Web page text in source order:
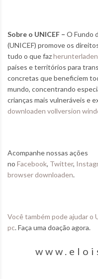
Sobre o UNICEF – O Fundo
(UNICEF) promove os
tudo o que fazherunterladen
países e territórios para
concretas que beneficiem
mundo, concentrando
crianças mais vulneráveis e
downloaden vollversion
Acompanhe nossas ações
no Facebook, Twitter,
browser downloaden.
Você também pode ajudar o
pc. Faça uma doação agora.